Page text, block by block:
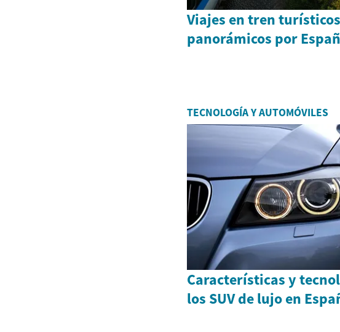
Viajes en tren
panorámicos por
TECNOLOGÍA Y AUTOMÓVILES
Características y
los SUV de lujo en